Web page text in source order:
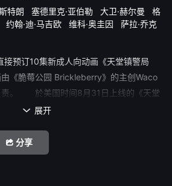
特朗 塞德里克·亚伯勒 大卫·赫尔曼
格
约翰·迪·马吉欧 维科·奥圭因
萨拉·乔克
预订10集新成人向动画《天堂镇警局
《脆莓公园 Brickleberry》的主创Waco
责。 於美国时间8月31日上线的《天堂
局里全是些不知所 谓的警察，他们爱废话
配音阵容： Stanley Hopson及
声演（下同） Gerald
 展开
分享